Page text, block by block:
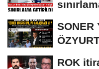
SONER
ROK